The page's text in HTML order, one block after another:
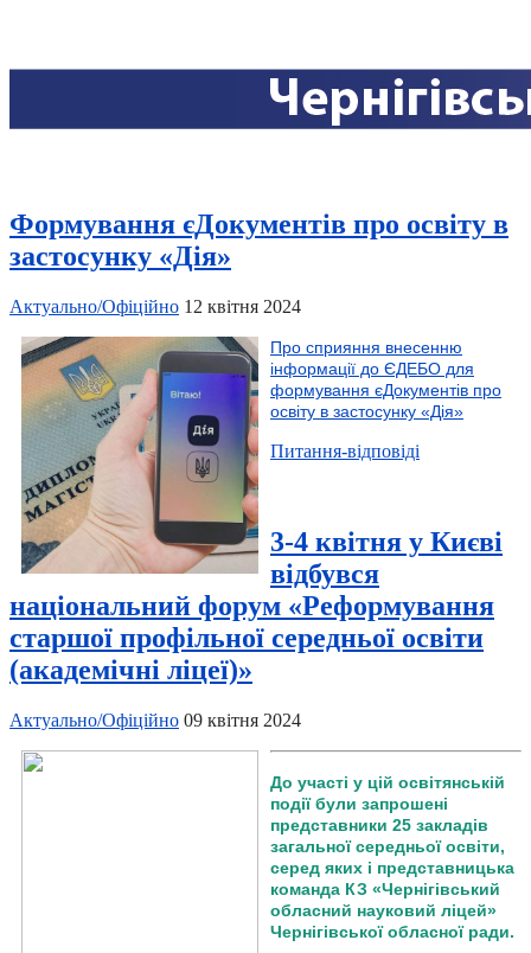
Формування єДокументів про освіту в
застосунку «Дія»
Актуально/Офіційно 12 квітня 2024
Про сприяння внесенню
інформації до ЄДЕБО для
формування єДокументів про
освіту в застосунку «Дія»
Питання-відповіді
3-4 квітня у Києві
відбувся
національний форум «Реформування
старшої профільної середньої освіти
(академічні ліцеї)»
Актуально/Офіційно 09 квітня 2024
До участі у цій освітянській
події були запрошені
представники 25 закладів
загальної середньої освіти,
серед яких і представницька
команда КЗ «Чернігівський
обласний науковий ліцей»
Чернігівської обласної ради.